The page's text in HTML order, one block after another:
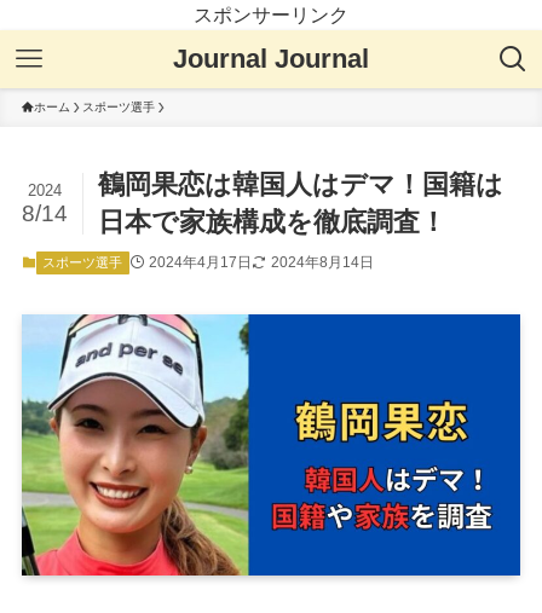
スポンサーリンク
Journal Journal
ホーム スポーツ選手
鶴岡果恋は韓国人はデマ！国籍は
日本で家族構成を徹底調査！
2024
8/14
スポーツ選手 2024年4月17日 2024年8月14日